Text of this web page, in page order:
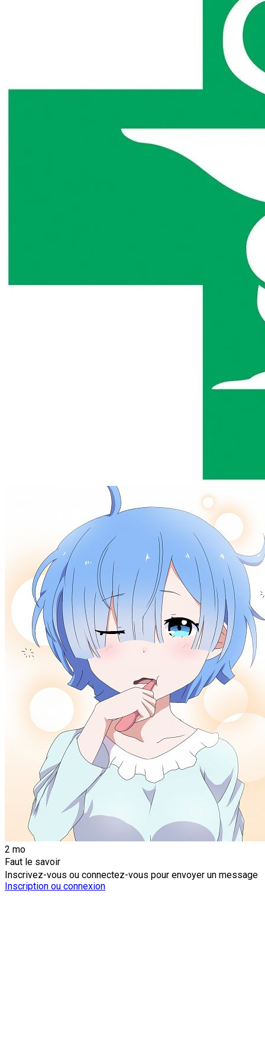
2 mo
Faut le savoir
Inscrivez-vous ou connectez-vous pour envoyer un message
Inscription ou connexion